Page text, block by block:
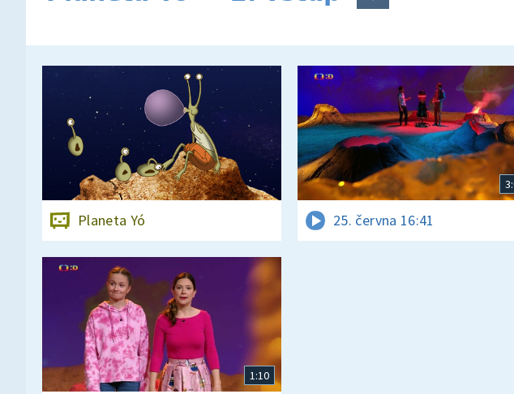
Planeta Yó 25. června 16:41
1:10